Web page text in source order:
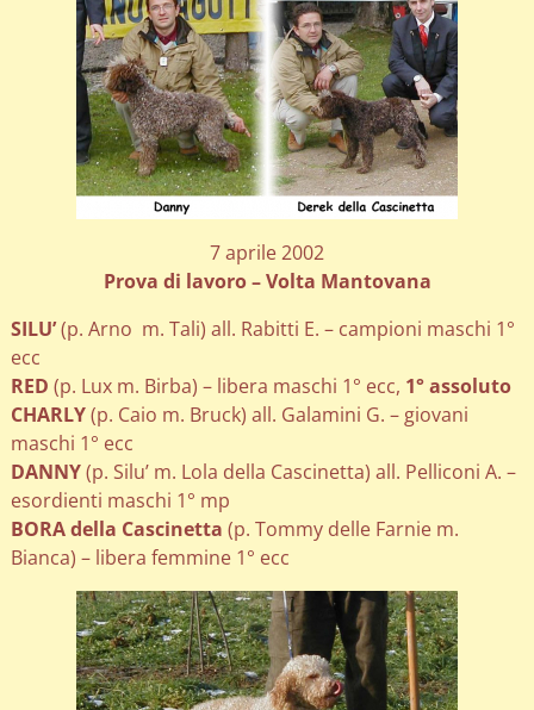
7 aprile 2002
Prova di lavoro – Volta Mantovana
SILU’(p. Arno m. Tali) all. Rabitti E. – campioni maschi 1°
ecc
RED (p. Lux m. Birba) – libera maschi 1° ecc, 1° assoluto
CHARLY(p. Caio m. Bruck) all. Galamini G. – giovani
maschi 1° ecc
DANNY(p. Silu’ m. Lola della Cascinetta) all. Pelliconi A. –
esordienti maschi 1° mp
BORA della Cascinetta (p. Tommy delle Farnie m.
Bianca) – libera femmine 1° ecc